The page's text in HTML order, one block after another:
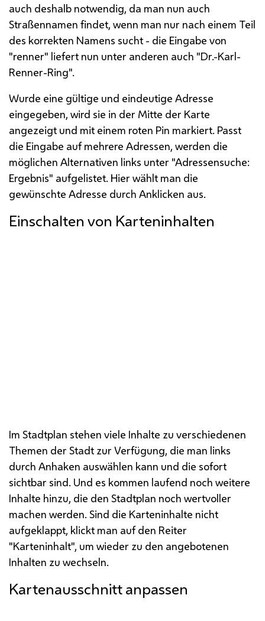
auch deshalb notwendig, da man nun auch
Straßennamen findet, wenn man nur nach einem Teil
des korrekten Namens sucht - die Eingabe von
"renner" liefert nun unter anderen auch "Dr.-Karl-
Renner-Ring".
Wurde eine gültige und eindeutige Adresse
eingegeben, wird sie in der Mitte der Karte
angezeigt und mit einem roten Pin markiert. Passt
die Eingabe auf mehrere Adressen, werden die
möglichen Alternativen links unter "Adressensuche:
Ergebnis" aufgelistet. Hier wählt man die
gewünschte Adresse durch Anklicken aus.
Einschalten von Karteninhalten
Im Stadtplan stehen viele Inhalte zu verschiedenen
Themen der Stadt zur Verfügung, die man links
durch Anhaken auswählen kann und die sofort
sichtbar sind. Und es kommen laufend noch weitere
Inhalte hinzu, die den Stadtplan noch wertvoller
machen werden. Sind die Karteninhalte nicht
aufgeklappt, klickt man auf den Reiter
"Karteninhalt", um wieder zu den angebotenen
Inhalten zu wechseln.
Kartenausschnitt anpassen